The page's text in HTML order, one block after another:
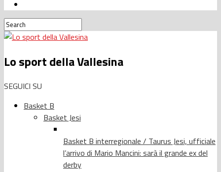
Lo sport della Vallesina
SEGUICI SU
Basket B
Basket Jesi
Basket B interregionale / Taurus Jesi, ufficiale
l’arrivo di Mario Mancini: sarà il grande ex del
derby